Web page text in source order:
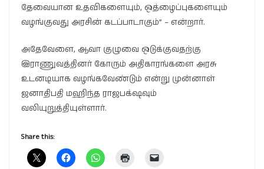
தேவையான உதவிகளையும், ஒத்ழைப்புகளையும்
வழங்குவது அரசின் கடப்பாடாகும்” – என்றார்.
அதேவேளை, ஆவா குழுவை ஒடுக்குவதற்கு
இராணுவத்தினர் கோரும் அதிகாரங்களை அரசு
உடனடியாக வழங்கவேண்டும் என்று முன்னாள்
ஜனாதிபதி மஹிந்த ராஜபக்‌ஷவும்
வலியுறுத்தியுள்ளார்.
Share this: